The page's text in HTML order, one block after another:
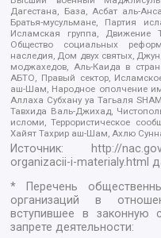
Дагестана, База, Асбат аль-
Братья-мусульмане, Партия
Исламская группа, Движение
Общество социальных
наследия, Дом двух святых,
моджахедов, Аль-Каида в
АБТО, Правый сектор,
аш-Шам, Народное ополчение
Аллаха Субхану уа Тагьаля
Тавхида Валь-Джихад,
исломи, Террористическое
Хайят Тахрир аш-Шам, Ахлю
Источник:
http://
organizacii-i-materialy.html
* Перечень
организаций в
вступившее в законную
запрете деятельности: